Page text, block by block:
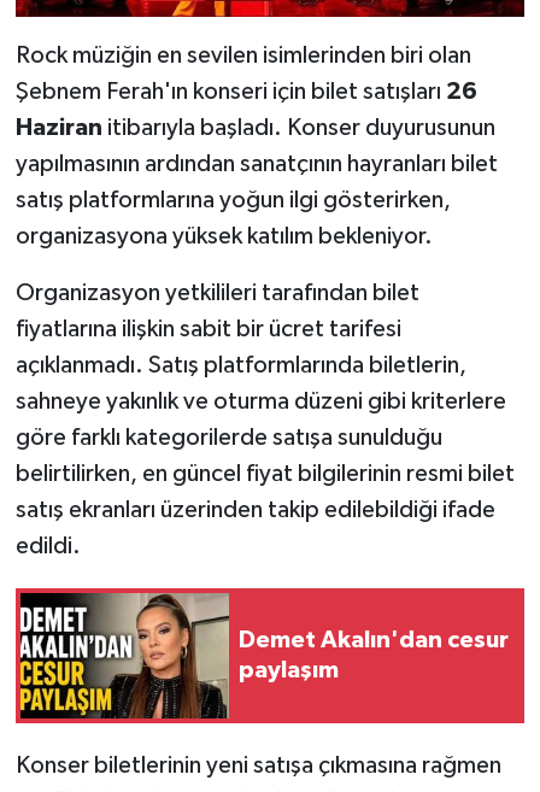
Rock müziğin en sevilen isimlerinden biri olan
Şebnem Ferah'ın konseri için bilet satışları 26
Haziran itibarıyla başladı. Konser duyurusunun
yapılmasının ardından sanatçının hayranları bilet
satış platformlarına yoğun ilgi gösterirken,
organizasyona yüksek katılım bekleniyor.
Organizasyon yetkilileri tarafından bilet
fiyatlarına ilişkin sabit bir ücret tarifesi
açıklanmadı. Satış platformlarında biletlerin,
sahneye yakınlık ve oturma düzeni gibi kriterlere
göre farklı kategorilerde satışa sunulduğu
belirtilirken, en güncel fiyat bilgilerinin resmi bilet
satış ekranları üzerinden takip edilebildiği ifade
edildi.
Demet Akalın'dan cesur
paylaşım
Konser biletlerinin yeni satışa çıkmasına rağmen